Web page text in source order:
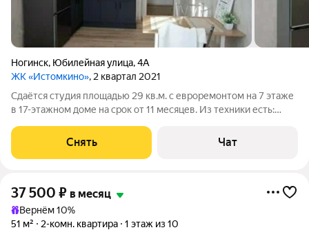
Ногинск, Юбилейная улица,4А
ЖК «Истомкино», 2 квартал 2021
Сдаётся студия площадью 29 кв.м. с евроремонтом на 7 этаже
в 17-этажном доме на срок от 11 месяцев. Из техники есть:
Дом - монолитный. Коммунальные услуги по счетчикам
оплачиваются
Снять Чат
37 500 ₽ в месяц
Вернём 10%
51 м²
2-комн. квартира 1 этаж из 10